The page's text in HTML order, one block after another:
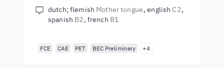
dutch; flemish Mother tongue english C2
spanish B2 french B1
FCE CAE PET BEC Preliminary +4